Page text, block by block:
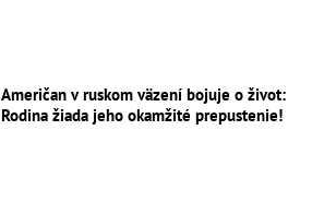
Američan v ruskom väzení bojuje o život:
Rodina žiada jeho okamžité prepustenie!